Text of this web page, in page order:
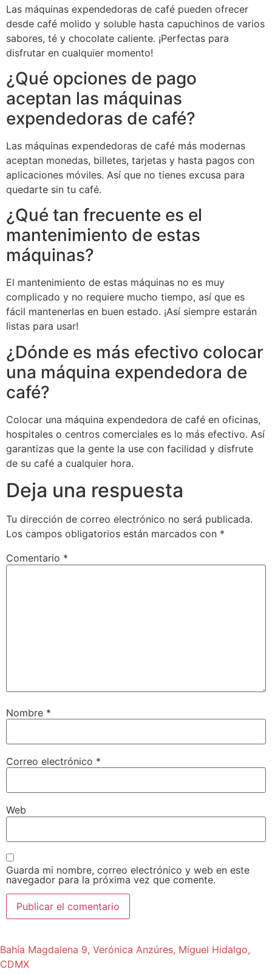
Las máquinas expendedoras de café pueden ofrecer
desde café molido y soluble hasta capuchinos de varios
sabores, té y chocolate caliente. ¡Perfectas para
disfrutar en cualquier momento!
¿Qué opciones de pago
aceptan las máquinas
expendedoras de café?
Las máquinas expendedoras de café más modernas
aceptan monedas, billetes, tarjetas y hasta pagos con
aplicaciones móviles. Así que no tienes excusa para
quedarte sin tu café.
¿Qué tan frecuente es el
mantenimiento de estas
máquinas?
El mantenimiento de estas máquinas no es muy
complicado y no requiere mucho tiempo, así que es
fácil mantenerlas en buen estado. ¡Así siempre estarán
listas para usar!
¿Dónde es más efectivo colocar
una máquina expendedora de
café?
Colocar una máquina expendedora de café en oficinas,
hospitales o centros comerciales es lo más efectivo. Así
garantizas que la gente la use con facilidad y disfrute
de su café a cualquier hora.
Deja una respuesta
Tu dirección de correo electrónico no será publicada.
Los campos obligatorios están marcados con *
Comentario *
Nombre *
Correo electrónico *
Web
Guarda mi nombre, correo electrónico y web en este
navegador para la próxima vez que comente.
Bahía Magdalena 9, Verónica Anzúres, Miguel Hidalgo,
CDMX